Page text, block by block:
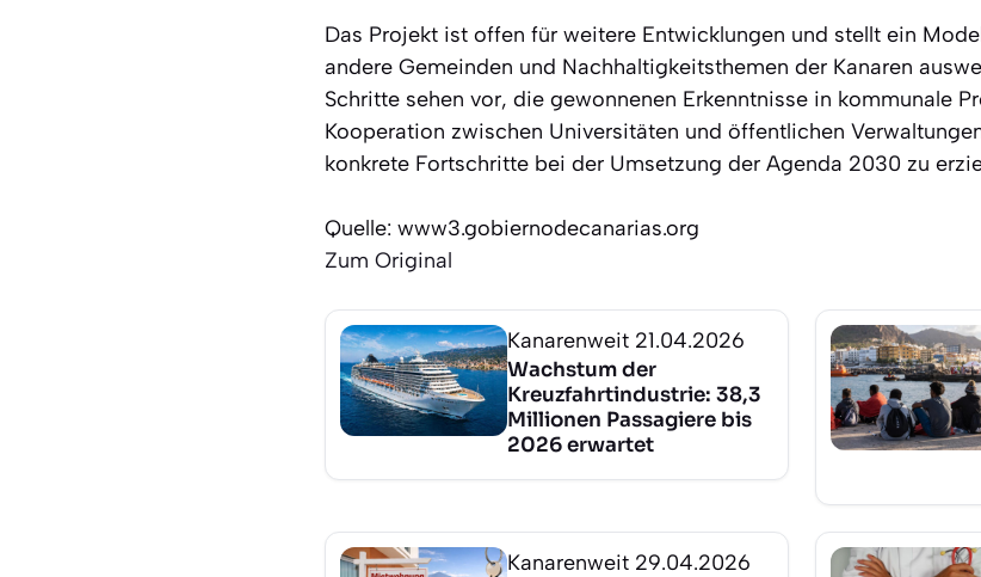
Das Projekt ist offen für weitere Entwicklungen und stellt ein
andere Gemeinden und Nachhaltigkeitsthemen der Kanaren
Schritte sehen vor, die gewonnenen Erkenntnisse in kommunale
Kooperation zwischen Universitäten und öffentlichen
konkrete Fortschritte bei der Umsetzung der Agenda 2030 zu
Quelle: www3.gobiernodecanarias.org
Zum Original
Kanarenweit 21.04.2026
Wachstum der
Kreuzfahrtindustrie: 38,3
Millionen Passagiere bis
2026 erwartet
Kanarenweit 29.04.2026